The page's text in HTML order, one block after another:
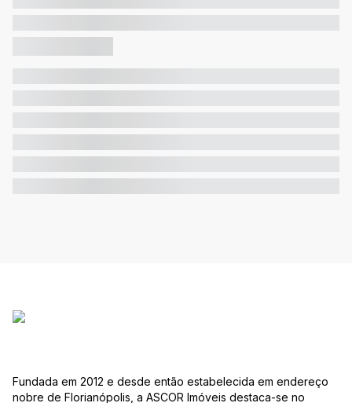
Fundada em 2012 e desde então estabelecida em endereço
nobre de Florianópolis, a ASCOR Imóveis destaca-se no